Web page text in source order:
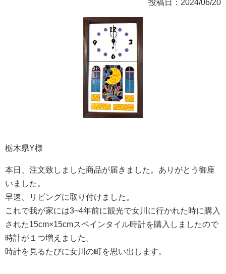
投稿日：2024/06/20
栃木県Y様
本日、注文致しました商品が届きました。ありがとう御座
いました。
早速、リビングに取り付けました。
これで我が家には3~4年前に観光で女川に行かれた時に購入
された15cm×15cmスペインタイル時計を購入しましたので
時計が１つ増えました。
時計を見るたびに女川の町を思い出します。